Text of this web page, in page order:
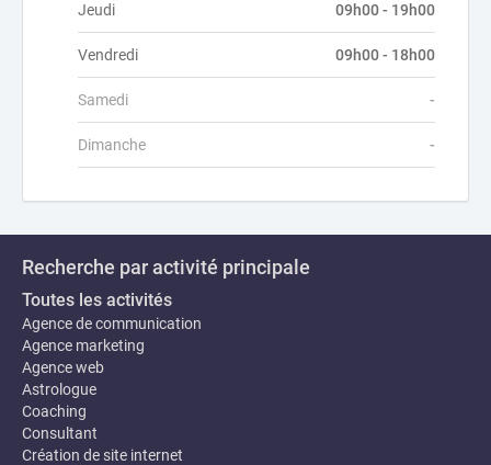
Jeudi 09h00 - 19h00
Vendredi 09h00 - 18h00
Samedi -
Dimanche -
Recherche par activité principale
Toutes les activités
Agence de communication
Agence marketing
Agence web
Astrologue
Coaching
Consultant
Création de site internet